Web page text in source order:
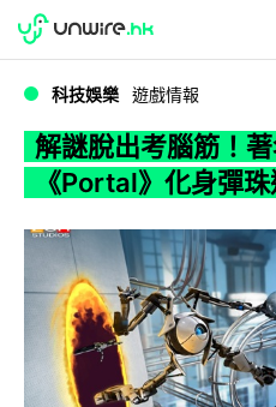
WWDC 2026
科技娛樂 遊戲情報
解謎脫出考腦筋！
《Portal》化身彈